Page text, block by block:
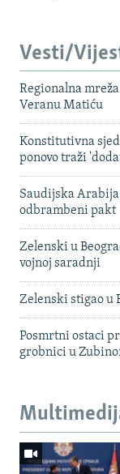
Vesti/
Regionalna
Veranu Matiću
Konstitutivna
ponovo traži
Saudijska
odbrambeni pakt
Zelenski u
vojnoj saradnji
Zelenski stigao u
Posmrtni ostaci
grobnici u